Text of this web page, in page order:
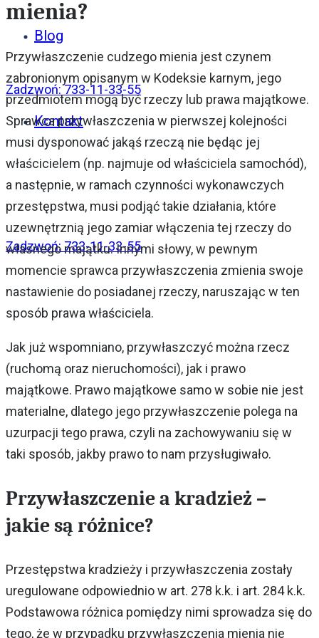
Zadzwoń: 733-11-33-55
Blog
Kontakt
Zadzwoń: 733-11-33-55
mienia?
Przywłaszczenie cudzego mienia jest czynem
zabronionym opisanym w Kodeksie karnym, jego
przedmiotem mogą być rzeczy lub prawa majątkowe.
Sprawca przywłaszczenia w pierwszej kolejności
musi dysponować jakąś rzeczą nie będąc jej
właścicielem (np. najmuje od właściciela samochód),
a następnie, w ramach czynności wykonawczych
przestępstwa, musi podjąć takie działania, które
uzewnętrznią jego zamiar włączenia tej rzeczy do
własnego majątku. Innymi słowy, w pewnym
momencie sprawca przywłaszczenia zmienia swoje
nastawienie do posiadanej rzeczy, naruszając w ten
sposób prawa właściciela.
Jak już wspomniano, przywłaszczyć można rzecz
(ruchomą oraz nieruchomości), jak i prawo
majątkowe. Prawo majątkowe samo w sobie nie jest
materialne, dlatego jego przywłaszczenie polega na
uzurpacji tego prawa, czyli na zachowywaniu się w
taki sposób, jakby prawo to nam przysługiwało.
Przywłaszczenie a kradzież –
jakie są różnice?
Przestępstwa kradzieży i przywłaszczenia zostały
uregulowane odpowiednio w art. 278 k.k. i art. 284 k.k.
Podstawowa różnica pomiędzy nimi sprowadza się do
tego, że w przypadku przywłaszczenia mienia nie